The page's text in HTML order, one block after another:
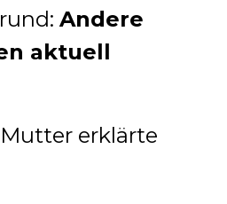
Andere
aktuell
erklärte